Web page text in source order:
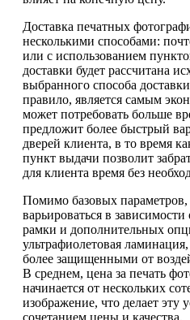
Доставка печатных
несколькими способами:
или с использованием
доставки будет рассчитана
выбранного способа
правило, является самым
может потребовать больше
предложит более быстрый
дверей клиента, в то время
пункт выдачи позволит
для клиента время без
Помимо базовых
варьироваться в
рамки и дополнительных
ультрафиолетовая
более защищенными от
В среднем, цена за печать
начинается от нескольких
изображение, что делает эту
сочетанием цены и качества.